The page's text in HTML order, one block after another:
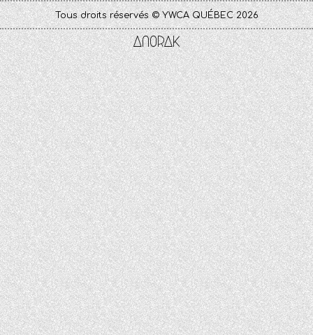
Tous droits réservés © YWCA QUÉBEC 2026
Anorak
Studio